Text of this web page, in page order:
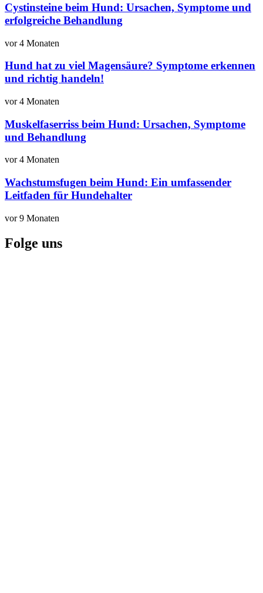
Cystinsteine beim Hund: Ursachen, Symptome und
erfolgreiche Behandlung
vor 4 Monaten
Hund hat zu viel Magensäure? Symptome erkennen
und richtig handeln!
vor 4 Monaten
Muskelfaserriss beim Hund: Ursachen, Symptome
und Behandlung
vor 4 Monaten
Wachstumsfugen beim Hund: Ein umfassender
Leitfaden für Hundehalter
vor 9 Monaten
Folge uns